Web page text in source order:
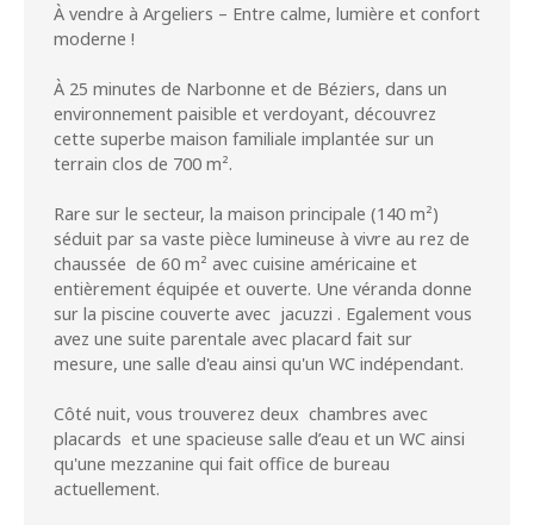
À vendre à Argeliers – Entre calme, lumière et confort
moderne !
À 25 minutes de Narbonne et de Béziers, dans un
environnement paisible et verdoyant, découvrez
cette superbe maison familiale implantée sur un
terrain clos de 700 m².
Rare sur le secteur, la maison principale (140 m²)
séduit par sa vaste pièce lumineuse à vivre au rez de
chaussée de 60 m² avec cuisine américaine et
entièrement équipée et ouverte. Une véranda donne
sur la piscine couverte avec jacuzzi . Egalement vous
avez une suite parentale avec placard fait sur
mesure, une salle d'eau ainsi qu'un WC indépendant.
Côté nuit, vous trouverez deux chambres avec
placards et une spacieuse salle d’eau et un WC ainsi
qu'une mezzanine qui fait office de bureau
actuellement.